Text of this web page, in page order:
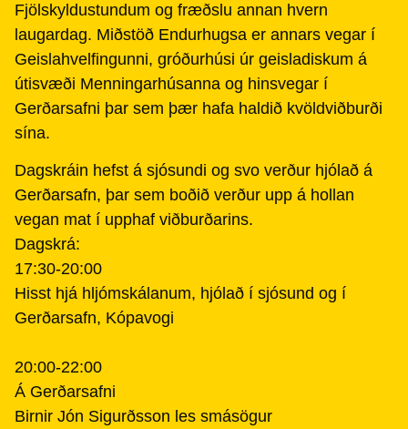
Fjölskyldustundum og fræðslu annan hvern
laugardag. Miðstöð Endurhugsa er annars vegar í
Geislahvelfingunni, gróðurhúsi úr geisladiskum á
útisvæði Menningarhúsanna og hinsvegar í
Gerðarsafni þar sem þær hafa haldið kvöldviðburði
sína.
Dagskráin hefst á sjósundi og svo verður hjólað á
Gerðarsafn, þar sem boðið verður upp á hollan
vegan mat í upphaf viðburðarins.
Dagskrá:
17:30-20:00
Hisst hjá hljómskálanum, hjólað í sjósund og í
Gerðarsafn, Kópavogi
20:00-22:00
Á Gerðarsafni
Birnir Jón Sigurðsson les smásögur